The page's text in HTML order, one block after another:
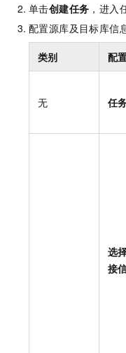
单击创建任务 ，进入
配置源库及目标库信息
类别 配
无 任
选
接